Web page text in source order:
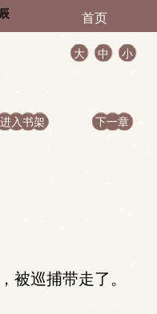
首页
大 中
小
进入书架 下一章
被巡捕带走了。